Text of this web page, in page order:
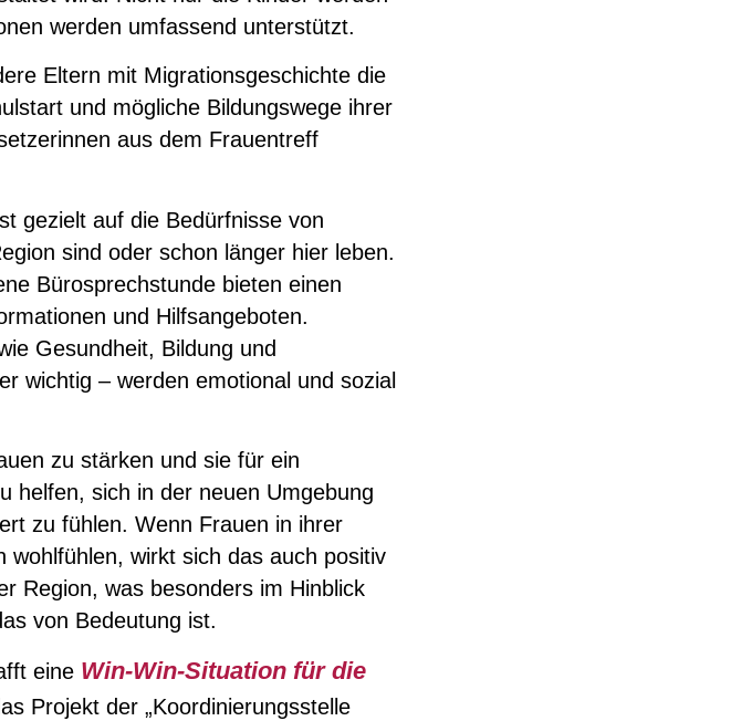
werden umfassend unterstützt.
Eltern mit Migrationsgeschichte die
und mögliche Bildungswege ihrer
aus dem Frauentreff
gezielt auf die Bedürfnisse von
sind oder schon länger hier leben.
Bürosprechstunde bieten einen
und Hilfsangeboten.
Gesundheit, Bildung und
wichtig – werden emotional und sozial
zu stärken und sie für ein
helfen, sich in der neuen Umgebung
zu fühlen. Wenn Frauen in ihrer
wirkt sich das auch positiv
Region, was besonders im Hinblick
von Bedeutung ist.
eine Win-Win-Situation für die
Projekt der „Koordinierungsstelle